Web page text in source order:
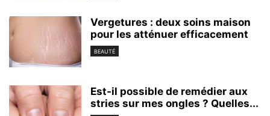
Vergetures : deux soins maison
pour les atténuer efficacement
BEAUTÉ
Est-il possible de remédier aux
stries sur mes ongles ? Quelles...